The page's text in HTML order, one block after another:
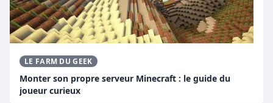
LE FARM DU GEEK
Monter son propre serveur Minecraft : le guide du
joueur curieux